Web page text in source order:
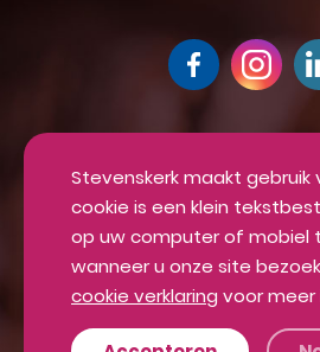
Up-to-date
Inschrijven voor
Algemene
Stevenskerk maakt gebruik
cookie is een klein
op uw computer of mobiel
wanneer u onze site
cookie verklaring voor